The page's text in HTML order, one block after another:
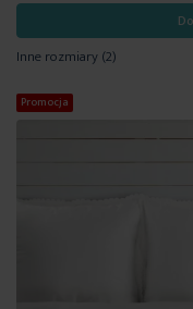
Inne rozmiary(2)
Promocja